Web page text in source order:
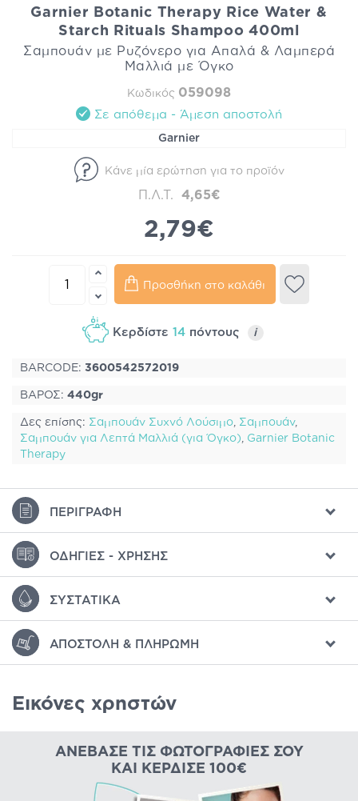
Garnier Botanic Therapy Rice Water &
Starch Rituals Shampoo 400ml
Σαμπουάν με Ρυζόνερο για Απαλά & Λαμπερά
Μαλλιά με Όγκο
Κωδικός 059098
Σε απόθεμα - Άμεση αποστολή
Garnier
Κάνε μία ερώτηση για το προϊόν
Π.Λ.Τ. 4,65€
2,79€
Προσθήκη στο καλάθι
Κερδίστε 14 πόντους i
BARCODE: 3600542572019
ΒΑΡΟΣ: 440gr
Δες επίσης: Σαμπουάν Συχνό Λούσιμο, Σαμπουάν,
Σαμπουάν για Λεπτά Μαλλιά (για Όγκο), Garnier Botanic
Therapy
ΠΕΡΙΓΡΑΦΉ
ΟΔΗΓΊΕΣ - ΧΡΉΣΗΣ
ΣΥΣΤΑΤΙΚΆ
ΑΠΟΣΤΟΛΉ & ΠΛΗΡΩΜΉ
Εικόνες χρηστών
ΑΝΈΒΑΣΕ ΤΙΣ ΦΩΤΟΓΡΑΦΊΕΣ ΣΟΥ
ΚΑΙ ΚΈΡΔΙΣΕ 100€